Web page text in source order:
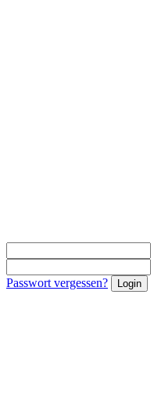
Passwort vergessen?